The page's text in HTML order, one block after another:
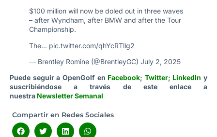
$100 million will now be doled out in three waves
– after Wyndham, after BMW and after the Tour
Championship.
The… pic.twitter.com/qhYcRTllg2
— Brentley Romine (@BrentleyGC) July 2, 2025
Puede seguir a OpenGolf en Facebook; Twitter; LinkedIn y
suscribiéndose a través de este enlace a
nuestra Newsletter Semanal
Compartir en Redes Sociales